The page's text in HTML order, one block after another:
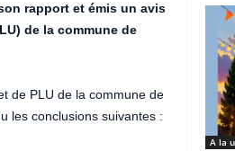
rapport et émisun avis
de la commune de
de PLU de la commune de
les conclusions suivantes :
A la